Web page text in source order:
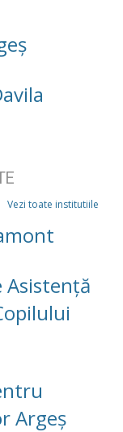
Vezi toate institutiile
Asistenţă
Argeș